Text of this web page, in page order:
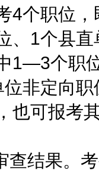
4个职位
、1个县
1—3个职
非定向
也可报考
结果。考